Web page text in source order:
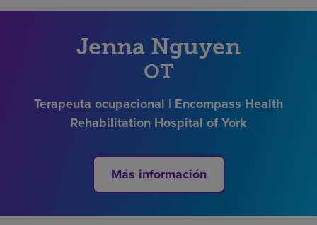
Jenna Nguyen
OT
Terapeuta ocupacional | Encompass Health
Rehabilitation Hospital of York
Más información